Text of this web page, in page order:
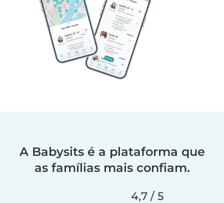
A Babysits é a plataforma que
as famílias mais confiam.
4,7 / 5